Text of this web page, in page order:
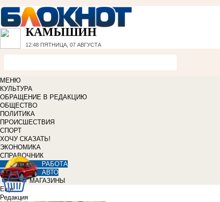
КАМЫШИН
12:48 ПЯТНИЦА, 07 АВГУСТА
МЕНЮ
КУЛЬТУРА
ОБРАЩЕНИЕ В РЕДАКЦИЮ
ОБЩЕСТВО
ПОЛИТИКА
ПРОИСШЕСТВИЯ
СПОРТ
ХОЧУ СКАЗАТЬ!
ЭКОНОМИКА
СПРАВОЧНИК
РАБОТА
АВТО
МАГАЗИНЫ
Еще
Редакция